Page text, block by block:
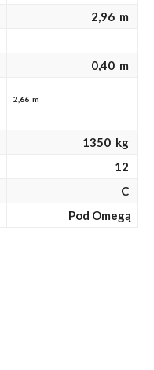
2,96 m
0,40 m
2,66 m
1350 kg
12
C
Pod Omegą